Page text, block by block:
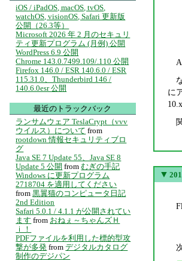
に
▼
iOS / iPadOS, macOS, tvOS,
watchOS, visionOS, Safari 更新版
公開（26.3等）
Microsoft 2026 年 2 月のセキュリ
ティ更新プログラム (月例) 公開
WordPress 6.9 公開
Chrome 143.0.7499.109/.110 公開
Firefox 146.0 / ESR 140.6.0 / ESR
115.31.0、Thunderbird 146 /
140.6.0esr 公開
最近のトラックバック
ランサムウェア TeslaCrypt（vvv
ウイルス）について from
rootdown 情報セキュリティブロ
グ
Java SE 7 Update 55、Java SE 8
Update 5 公開 from むぎの手記
Windows に更新プログラム
2718704 を適用してください
from 黒翼猫のコンピュータ日記
2nd Edition
Safari 5.0.1 / 4.1.1 が公開されてい
ます from おねぇ～ちゃんズＨ
ｉ！
PDFファイルを利用した標的型攻
撃が多発 from デジタルカタログ
制作のデジパン